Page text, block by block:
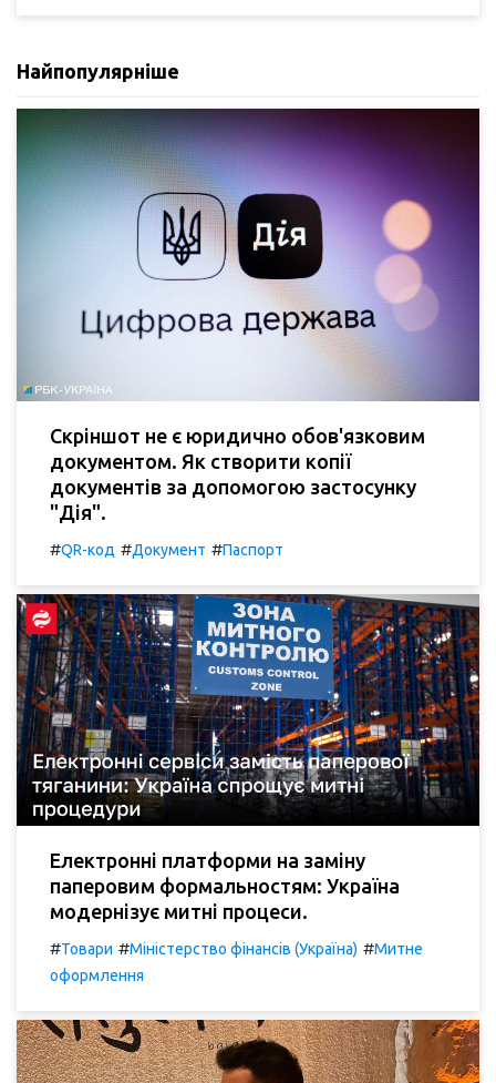
Найпопулярніше
Скріншот не є юридично обов'язковим
документом. Як створити копії
документів за допомогою застосунку
"Дія".
#QR-код #Документ #Паспорт
Електронні платформи на заміну
паперовим формальностям: Україна
модернізує митні процеси.
#Товари #Міністерство фінансів (Україна) #Митне
оформлення